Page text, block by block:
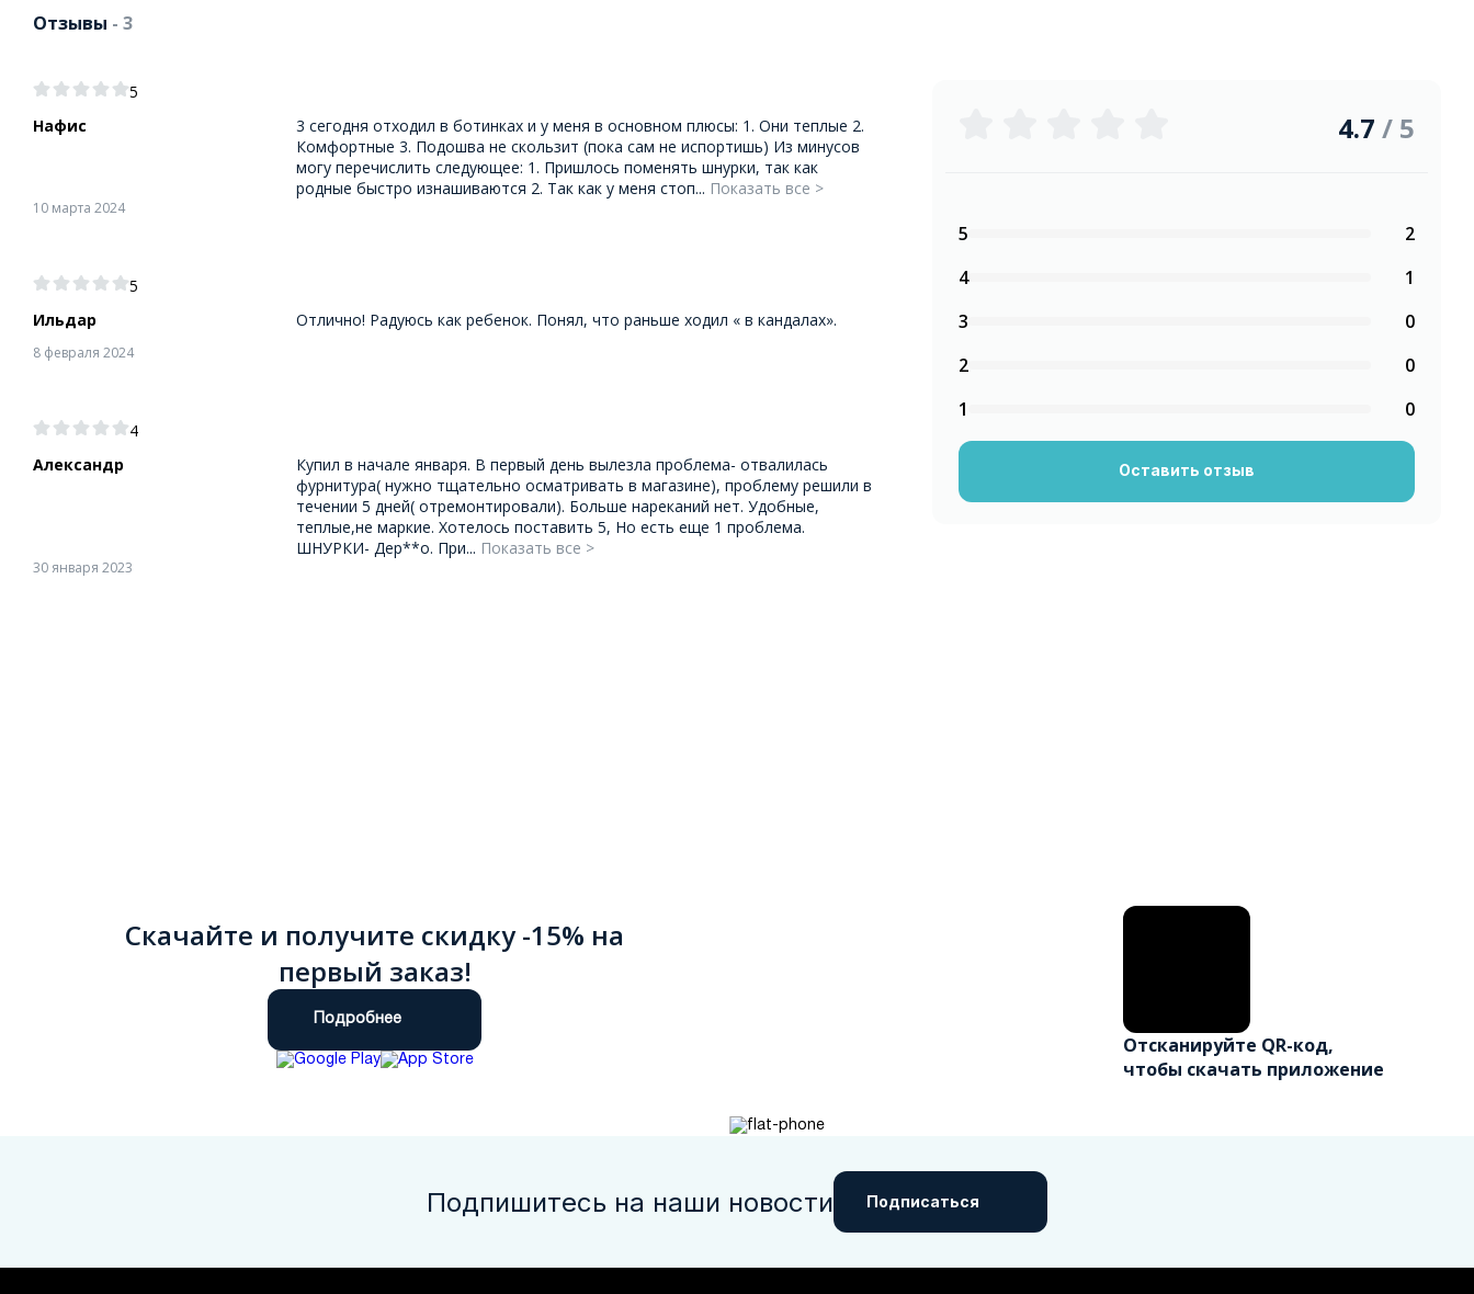
Отзывы - 3
5
Нафис
10 марта 2024
3 сегодня отходил в ботинках и у меня в основном плюсы: 1. Они теплые 2.
Комфортные 3. Подошва не скользит (пока сам не испортишь) Из минусов
могу перечислить следующее: 1. Пришлось поменять шнурки, так как
родные быстро изнашиваются 2. Так как у меня стоп... Показать все >
5
Ильдар
8 февраля 2024
Отлично! Радуюсь как ребенок. Понял, что раньше ходил « в кандалах».
4
Александр
30 января 2023
Купил в начале января. В первый день вылезла проблема- отвалилась
фурнитура( нужно тщательно осматривать в магазине), проблему решили в
течении 5 дней( отремонтировали). Больше нареканий нет. Удобные,
теплые,не маркие. Хотелось поставить 5, Но есть еще 1 проблема.
ШНУРКИ- Дер**о. При... Показать все >
4.7 / 5
5
2
4
1
3
0
2
0
1
0
Оставить отзыв
Скачайте и получите скидку -15% на
первый заказ!
Подробнее
Отсканируйте QR-код,
чтобы скачать приложение
Подпишитесь на наши новости Подписаться